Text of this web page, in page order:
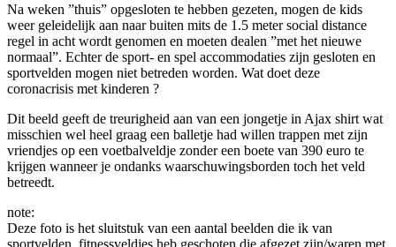
Na weken ”thuis” opgesloten te hebben gezeten, mogen de kids
weer geleidelijk aan naar buiten mits de 1.5 meter social distance
regel in acht wordt genomen en moeten dealen ”met het nieuwe
normaal”. Echter de sport- en spel accommodaties zijn gesloten en
sportvelden mogen niet betreden worden. Wat doet deze
coronacrisis met kinderen ?
Dit beeld geeft de treurigheid aan van een jongetje in Ajax shirt wat
misschien wel heel graag een balletje had willen trappen met zijn
vriendjes op een voetbalveldje zonder een boete van 390 euro te
krijgen wanneer je ondanks waarschuwingsborden toch het veld
betreedt.
note:
Deze foto is het sluitstuk van een aantal beelden die ik van
sportvelden, fitnessveldjes heb geschoten die afgezet zijn/waren met